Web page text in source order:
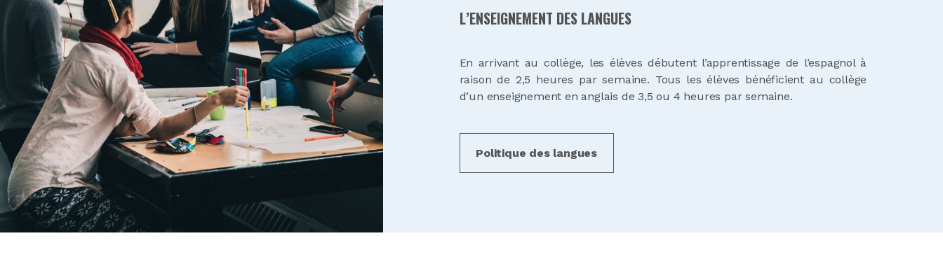
L’ENSEIGNEMENT DES LANGUES
En arrivant au collège, les élèves débutent l’apprentissage de l’espagnol à
raison de 2,5 heures par semaine. Tous les élèves bénéficient au collège
d’un enseignement en anglais de 3,5 ou 4 heures par semaine.
Politique des langues